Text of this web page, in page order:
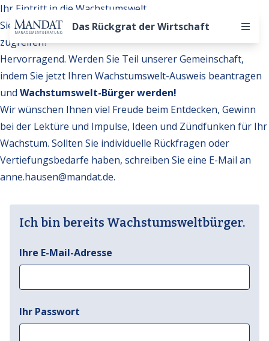
Das Rückgrat der Wirtschaft
Ihr Eintritt in die Wachstumswelt
Sie möchten auf weitere Inhalte der Wachstumswelt
zugreifen?
Hervorragend. Werden Sie Teil unserer Gemeinschaft,
indem Sie jetzt Ihren Wachstumswelt-Ausweis beantragen
und Wachstumswelt-Bürger werden!
Wir wünschen Ihnen viel Freude beim Entdecken, Gewinn
bei der Lektüre und Impulse, Ideen und Zündfunken für Ihr
Wachstum. Sollten Sie individuelle Rückfragen oder
Vertiefungsbedarfe haben, schreiben Sie eine E-Mail an
anne.hausen@mandat.de.
Ich bin bereits Wachstumsweltbürger.
Ihre E-Mail-Adresse
Ihr Passwort